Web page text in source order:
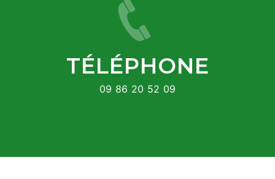
TÉLÉPHONE
09 86 20 52 09